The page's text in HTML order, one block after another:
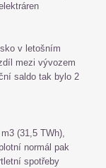
v letošním
mezi vývozem
saldo tak bylo 2
(31,5 TWh),
normál pak
spotřeby